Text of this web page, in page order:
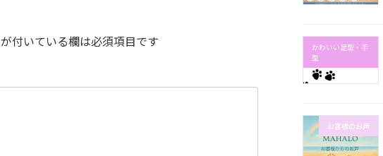
が付いている欄は必須項目です
かわいい足型・手
型
お客様のお声